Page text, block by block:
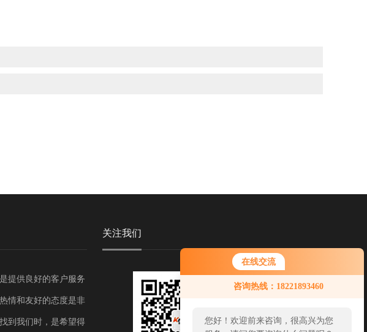
在线交流
咨询热线：18221893460
您好！欢迎前来咨询，很高兴为您
提供良好的客户服务
情和友好的态度是非
到我们时，是希望得
关注我们